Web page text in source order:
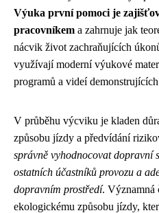
Výuka první pomoci je
pracovníkem a zahrnuje jak
nácvik život zachraňujících
využívají moderní výukové
programů a videí
V průběhu výcviku je kladen
způsobu jízdy a předvídání
správně vyhodnocovat dopravní
ostatních účastníků provozu a
dopravním prostředí. Významná
ekologickému způsobu jízdy,